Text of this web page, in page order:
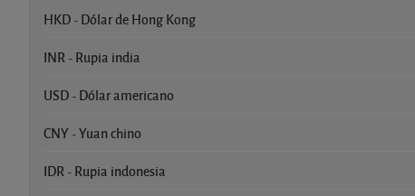
HKD - Dólar de Hong Kong
INR - Rupia india
USD - Dólar americano
CNY - Yuan chino
IDR - Rupia indonesia